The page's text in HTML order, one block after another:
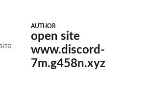
AUTHOR
open site
www.discord-
7m.g458n.xyz